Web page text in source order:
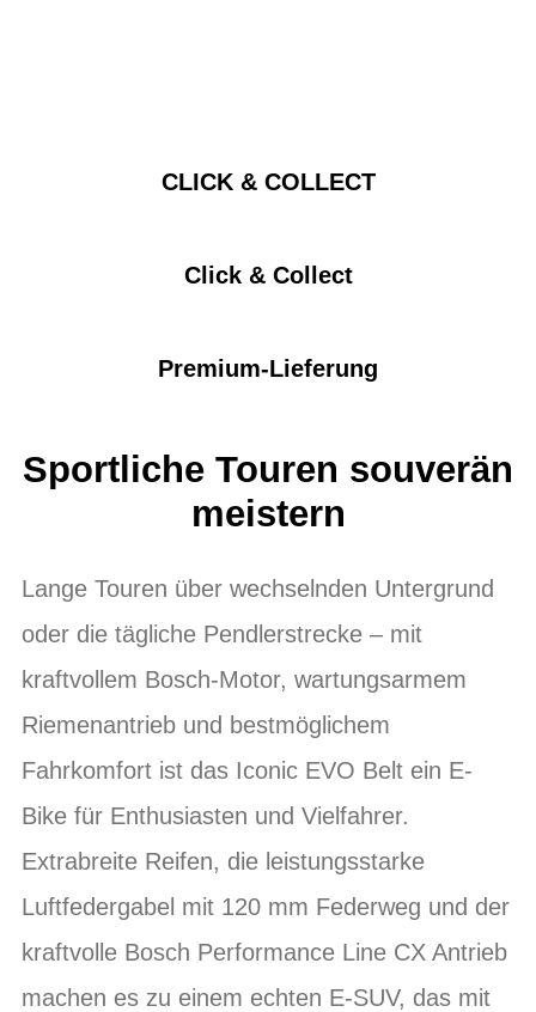
CLICK & COLLECT
Click & Collect
Premium-Lieferung
Sportliche Touren souverän
meistern
Lange Touren über wechselnden Untergrund
oder die tägliche Pendlerstrecke – mit
kraftvollem Bosch-Motor, wartungsarmem
Riemenantrieb und bestmöglichem
Fahrkomfort ist das Iconic EVO Belt ein E-
Bike für Enthusiasten und Vielfahrer.
Extrabreite Reifen, die leistungsstarke
Luftfedergabel mit 120 mm Federweg und der
kraftvolle Bosch Performance Line CX Antrieb
machen es zu einem echten E-SUV, das mit